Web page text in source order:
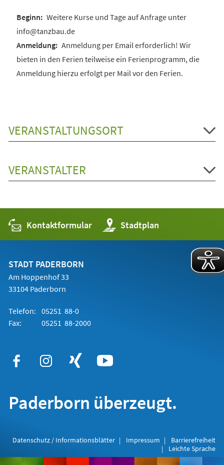
Weitere Kurse und Tage auf Anfrage unter
info@tanzbau.de
Anmeldung per Email erforderlich! Wir
bieten in den Ferien teilweise ein Ferienprogramm, die
Anmeldung hierzu erfolgt per Mail vor den Ferien.
VERANSTALTUNGSORT
VERANSTALTER
Kontaktformular Stadtplan
(Öffnet
in
einem
STADT PADERBORN
Am Hoppenhof 33
33104 Paderborn
Telefon: 05251 88-0
Fax:
05251 88-2000
Paderborn überzeugt.
Datenschutz / Informationsblätter Impressum
Barrierefreiheit
Leichte Sprache